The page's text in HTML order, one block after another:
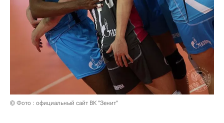
© Фото : официальный сайт ВК "Зенит"